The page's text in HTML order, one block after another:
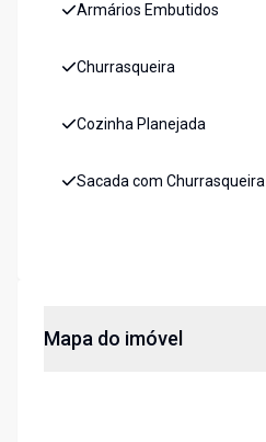
Armários Embutidos
Churrasqueira
Cozinha Planejada
Sacada com Churrasqueira
Mapa do imóvel